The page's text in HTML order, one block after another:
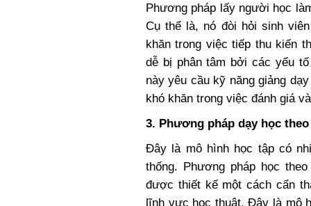
Phương pháp lấy người học
Cụ thể là, nó đòi hỏi sinh
khăn trong việc tiếp thu kiến
dễ bị phân tâm bởi các yếu
này yêu cầu kỹ năng giảng
khó khăn trong việc đánh giá
3. Phương pháp dạy học
Đây là mô hình học tập có
thống. Phương pháp học
được thiết kế một cách cẩn
lĩnh vực học thuật. Đây là mô